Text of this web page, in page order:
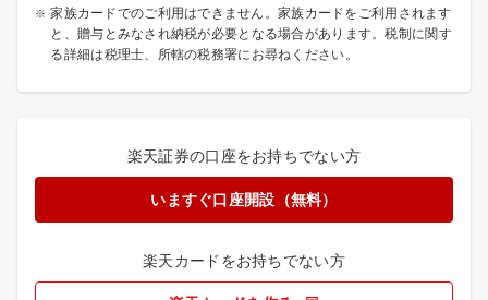
家族カードでのご利用はできません。家族カードをご利用されます
と、贈与とみなされ納税が必要となる場合があります。税制に関す
る詳細は税理士、所轄の税務署にお尋ねください。
楽天証券の口座をお持ちでない方
いますぐ口座開設（無料）
楽天カードをお持ちでない方